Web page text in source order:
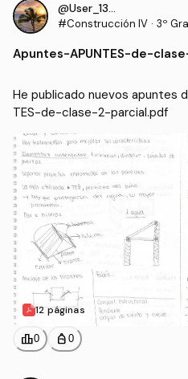
@User_130540
#Construcción IV · 3º
Apuntes-APUNTES-de-
He publicado nuevos apuntes
TES-de-clase-2-parcial.pdf
12 páginas
leaderboard0 personal_bag 0